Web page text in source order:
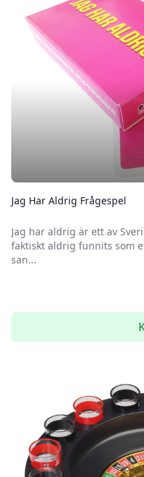
Jag Har Aldrig Frågespel
Jag har aldrig är ett av
faktiskt aldrig funnits som
san...